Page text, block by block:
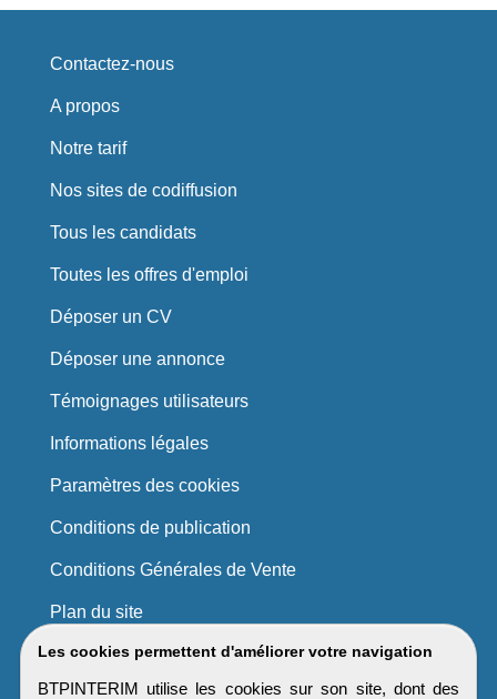
Les cookies permettent d'améliorer votre navigation
BTPINTERIM utilise les cookies sur son site, dont des
Contactez-nous
A propos
Notre tarif
Nos sites de codiffusion
Tous les candidats
Toutes les offres d'emploi
Déposer un CV
Déposer une annonce
Témoignages utilisateurs
Informations légales
Paramètres des cookies
Conditions de publication
Conditions Générales de Vente
Plan du site